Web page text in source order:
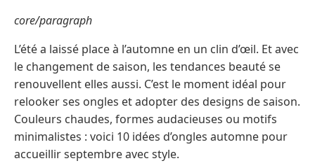
core/paragraph
L’été a laissé place à l’automne en un clin d’œil. Et avec
le changement de saison, les tendances beauté se
renouvellent elles aussi. C’est le moment idéal pour
relooker ses ongles et adopter des designs de saison.
Couleurs chaudes, formes audacieuses ou motifs
minimalistes : voici 10 idées d’ongles automne pour
accueillir septembre avec style.